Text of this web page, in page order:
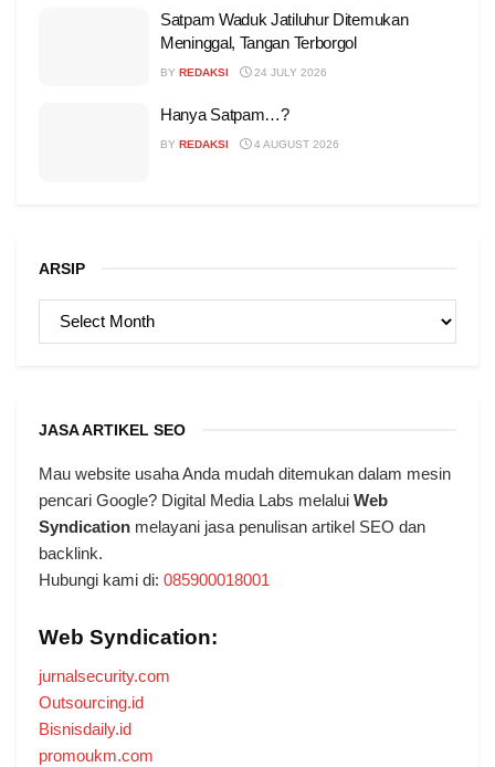
Satpam Waduk Jatiluhur Ditemukan
Meninggal, Tangan Terborgol
BY REDAKSI 24 JULY 2026
Hanya Satpam…?
BY REDAKSI 4 AUGUST 2026
ARSIP
ARSIP
JASA ARTIKEL SEO
Mau website usaha Anda mudah ditemukan dalam mesin
pencari Google? Digital Media Labs melalui Web
Syndication melayani jasa penulisan artikel SEO dan
backlink.
Hubungi kami di: 085900018001
Web Syndication:
jurnalsecurity.com
Outsourcing.id
Bisnisdaily.id
promoukm.com